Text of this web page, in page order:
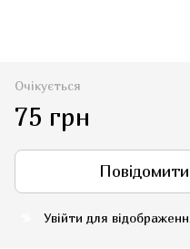
Очікується
75 грн
Увійти для